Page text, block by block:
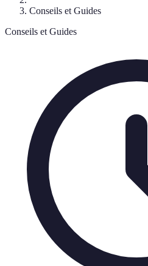
Conseils et Guides
Conseils et Guides